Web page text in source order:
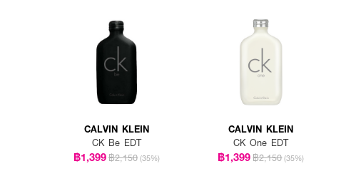
CALVIN KLEIN
CK Be EDT
฿1,399฿2,150 (35%)
CALVIN KLEIN
CK One EDT
฿1,399฿2,150 (35%)